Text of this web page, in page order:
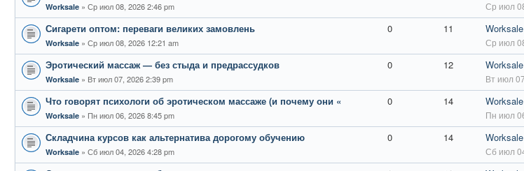
Worksale Ср июл 08, 2026 2:46 pm Ср июл
Сигарети оптом: переваги великих замовлень
Worksale Ср июл 08, 2026 12:21 am
0 11 Worksale
Ср июл
Эротический массаж — без стыда и предрассудков
Worksale Вт июл 07, 2026 2:39 pm
0 12 Worksale
Вт июл
Что говорят психологи об эротическом массаже (и почему они «
Worksale Пн июл 06, 2026 8:45 pm
0 14 Worksale
Пн июл
Складчина курсов как альтернатива дорогому обучению
Worksale Сб июл 04, 2026 4:28 pm
0 14 Worksale
Сб июл